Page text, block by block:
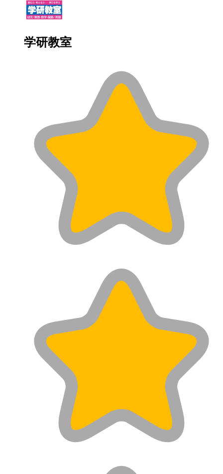
学研教室